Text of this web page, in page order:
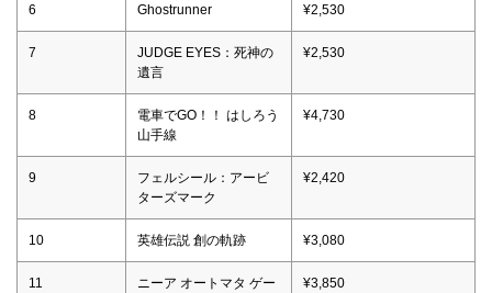
6 Ghostrunner ¥2,530
7
JUDGE EYES：死神の
遺言
¥2,530
8
電車でGO！！ はしろう
山手線
¥4,730
9
フェルシール：アービ
ターズマーク
¥2,420
10 英雄伝説 創の軌跡 ¥3,080
11
ニーア オートマタ ゲー
¥3,850